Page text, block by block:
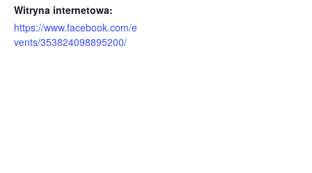
Witryna internetowa:
https://www.facebook.com/e
vents/353824098895200/